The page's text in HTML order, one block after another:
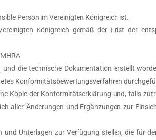
Person im Vereinigten Königreich ist.
Königreich gemäß der Frist der
die technische Dokumentation erstellt
Konformitätsbewertungsverfahren
Kopie der Konformitätserklärung und, falls
aller Änderungen und Ergänzungen zur
Unterlagen zur Verfügung stellen, die für